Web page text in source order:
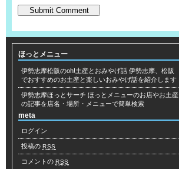
ほっとメニュー
伊勢志摩松阪のoh!土産とおみやげ話 伊勢志摩、松阪
でおすすめのお土産と楽しいおみやげ話を紹介します
伊勢志摩ほっとサーチ ほっとメニューのお店やお土産
の記事を店名・場所・メニューで簡単検索
meta
ログイン
投稿の RSS
コメントの RSS